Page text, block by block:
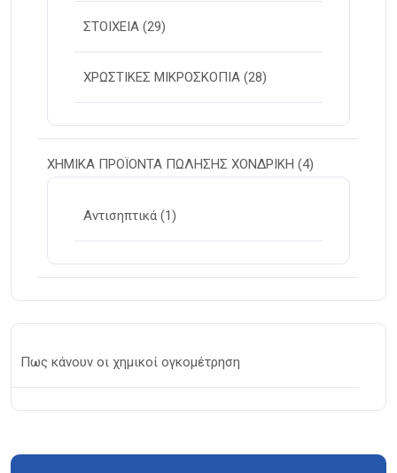
ΣΤΟΙΧΕΙΑ (29)
ΧΡΩΣΤΙΚΕΣ ΜΙΚΡΟΣΚΟΠΙΑ (28)
ΧΗΜΙΚΑ ΠΡΟΪΟΝΤΑ ΠΩΛΗΣΗΣ ΧΟΝΔΡΙΚΗ (4)
Αντισηπτικά (1)
Πως κάνουν οι χημικοί ογκομέτρηση